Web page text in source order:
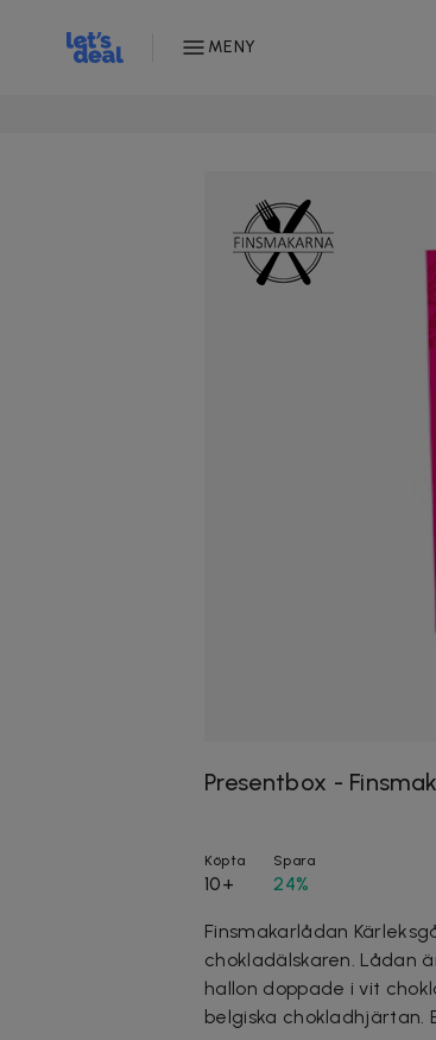
MENY
Presentbox -
Köpta
10+
Spara
24%
Finsmakarlådan
chokladälskaren. Lådan
hallon doppade i vit
belgiska chokladhjärtan.